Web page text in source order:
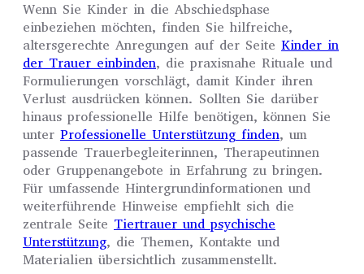
Wenn Sie Kinder in die Abschiedsphase
einbeziehen möchten, finden Sie hilfreiche,
altersgerechte Anregungen auf der Seite Kinder in
der Trauer einbinden, die praxisnahe Rituale und
Formulierungen vorschlägt, damit Kinder ihren
Verlust ausdrücken können. Sollten Sie darüber
hinaus professionelle Hilfe benötigen, können Sie
unter Professionelle Unterstützung finden, um
passende Trauerbegleiterinnen, Therapeutinnen
oder Gruppenangebote in Erfahrung zu bringen.
Für umfassende Hintergrundinformationen und
weiterführende Hinweise empfiehlt sich die
zentrale Seite Tiertrauer und psychische
Unterstützung, die Themen, Kontakte und
Materialien übersichtlich zusammenstellt.